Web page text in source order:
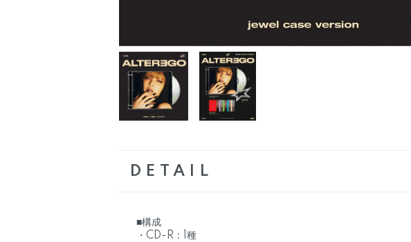
DETAIL
■構成
・CD-R：1種